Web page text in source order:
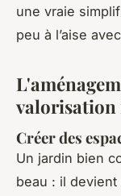
une vraie
peu à l’aise
Créer des
Un jardin bien
beau : il